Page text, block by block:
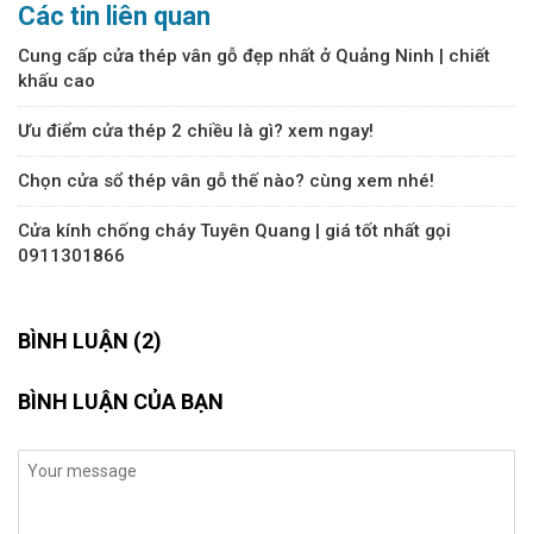
Các tin liên quan
Cung cấp cửa thép vân gỗ đẹp nhất ở Quảng Ninh | chiết
khấu cao
Ưu điểm cửa thép 2 chiều là gì? xem ngay!
Chọn cửa sổ thép vân gỗ thế nào? cùng xem nhé!
Cửa kính chống cháy Tuyên Quang | giá tốt nhất gọi
0911301866
BÌNH LUẬN (2)
BÌNH LUẬN CỦA BẠN